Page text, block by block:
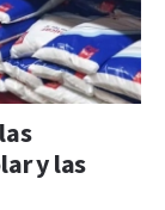
y las